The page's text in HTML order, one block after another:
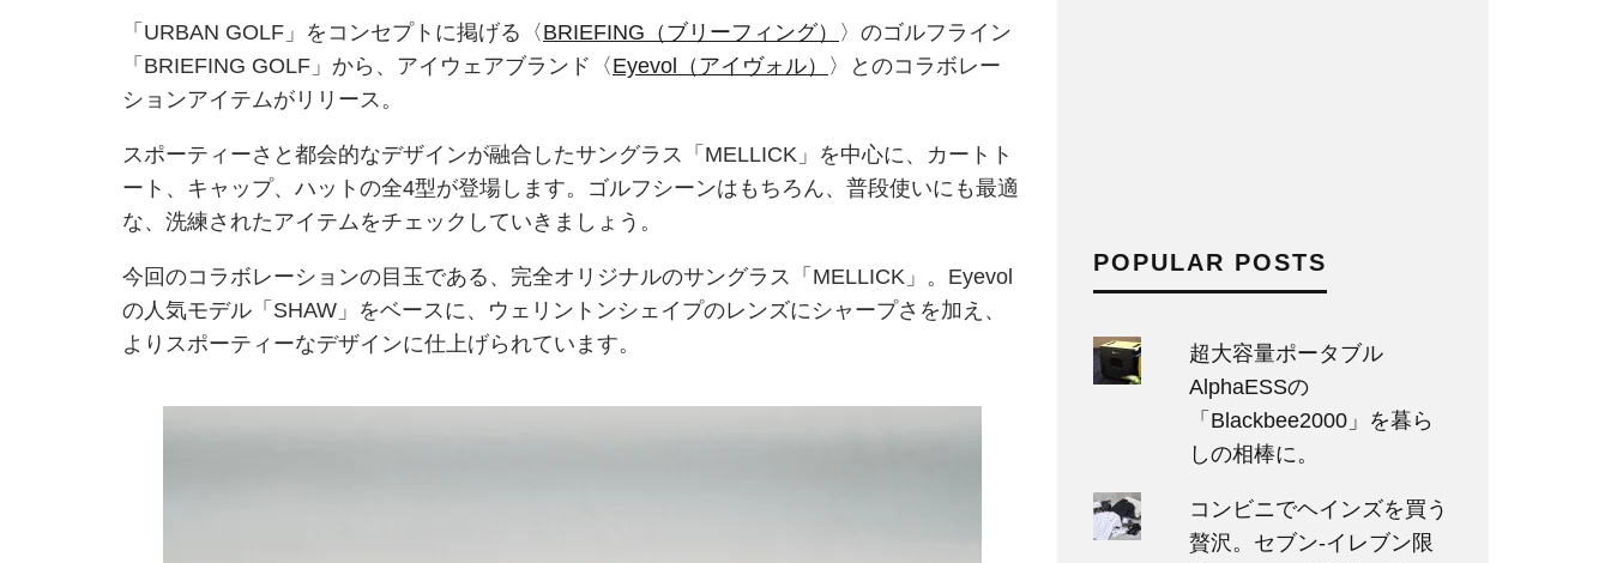
「URBAN GOLF」をコンセプトに掲げる〈BRIEFING（ブリーフィング） 〉のゴルフライン
「BRIEFING GOLF」から、アイウェアブランド〈Eyevol（アイヴォル） 〉とのコラボレー
ションアイテムがリリース。
スポーティーさと都会的なデザインが融合したサングラス「MELLICK」を中心に、カートト
ート、キャップ、ハットの全4型が登場します。ゴルフシーンはもちろん、普段使いにも最適
な、洗練されたアイテムをチェックしていきましょう。
今回のコラボレーションの目玉である、完全オリジナルのサングラス「MELLICK」。Eyevol
の人気モデル「SHAW」をベースに、ウェリントンシェイプのレンズにシャープさを加え、
よりスポーティーなデザインに仕上げられています。
POPULAR POSTS
超大容量ポータブル
AlphaESSの
「Blackbee2000」を暮ら
しの相棒に。
コンビニでヘインズを買う
贅沢。セブン‐イレブン限